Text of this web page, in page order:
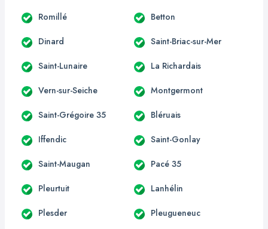
Romillé Betton
Dinard Saint-Briac-sur-Mer
Saint-Lunaire La Richardais
Vern-sur-Seiche Montgermont
Saint-Grégoire 35 Bléruais
Iffendic Saint-Gonlay
Saint-Maugan Pacé 35
Pleurtuit Lanhélin
Plesder Pleugueneuc